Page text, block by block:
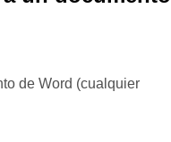
de Word (cualquier